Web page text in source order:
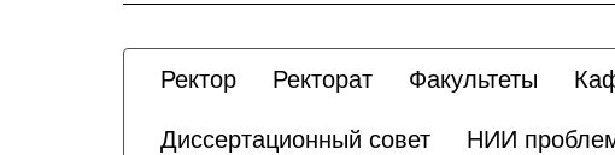
Ректор Ректорат Факультеты
Диссертационный совет НИИ